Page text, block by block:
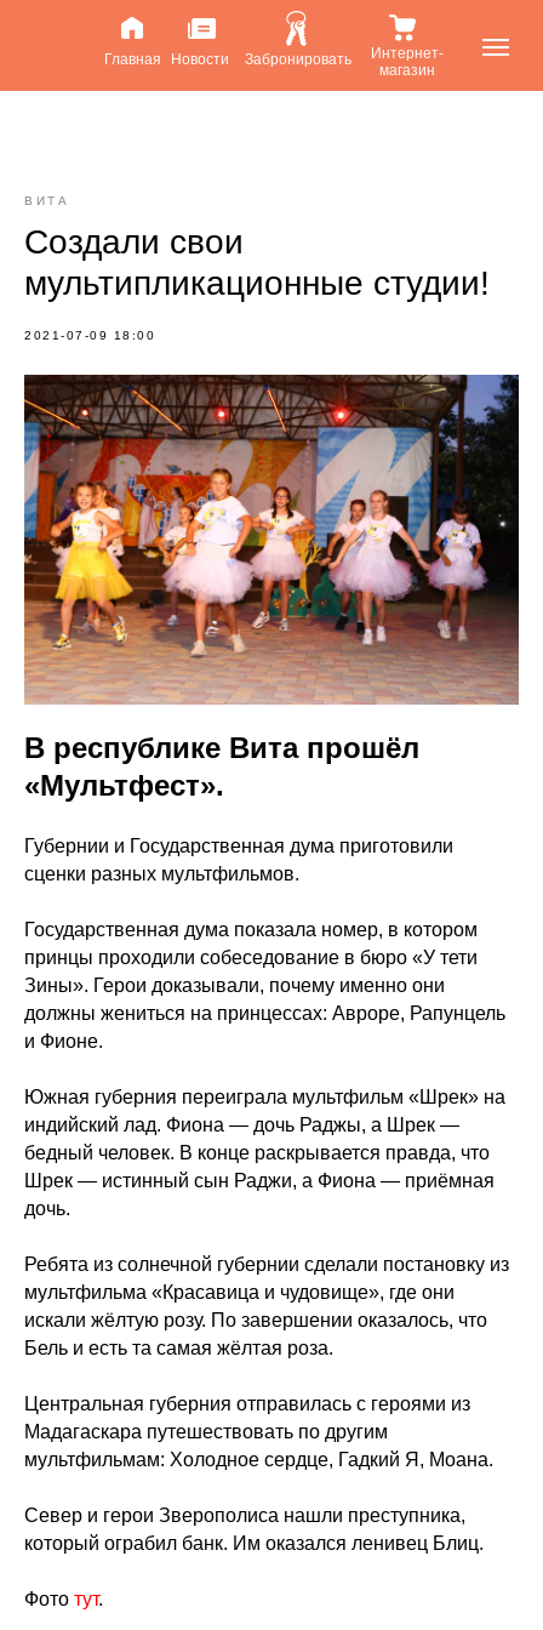
Главная Новости Забронировать
Интернет-
магазин
ВИТА
Создали свои
мультипликационные студии!
2021-07-09 18:00
В республике Вита прошёл
«Мультфест».
Губернии и Государственная дума приготовили
сценки разных мультфильмов.
Государственная дума показала номер, в котором
принцы проходили собеседование в бюро «У тети
Зины». Герои доказывали, почему именно они
должны жениться на принцессах: Авроре, Рапунцель
и Фионе.
Южная губерния переиграла мультфильм «Шрек» на
индийский лад. Фиона — дочь Раджы, а Шрек —
бедный человек. В конце раскрывается правда, что
Шрек — истинный сын Раджи, а Фиона — приёмная
дочь.
Ребята из солнечной губернии сделали постановку из
мультфильма «Красавица и чудовище», где они
искали жёлтую розу. По завершении оказалось, что
Бель и есть та самая жёлтая роза.
Центральная губерния отправилась с героями из
Мадагаскара путешествовать по другим
мультфильмам: Холодное сердце, Гадкий Я, Моана.
Север и герои Зверополиса нашли преступника,
который ограбил банк. Им оказался ленивец Блиц.
Фото тут.